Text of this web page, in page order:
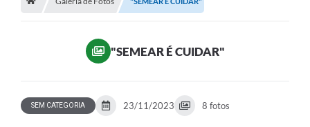
"SEMEAR É CUIDAR"
SEM CATEGORIA 23/11/2023 8 fotos